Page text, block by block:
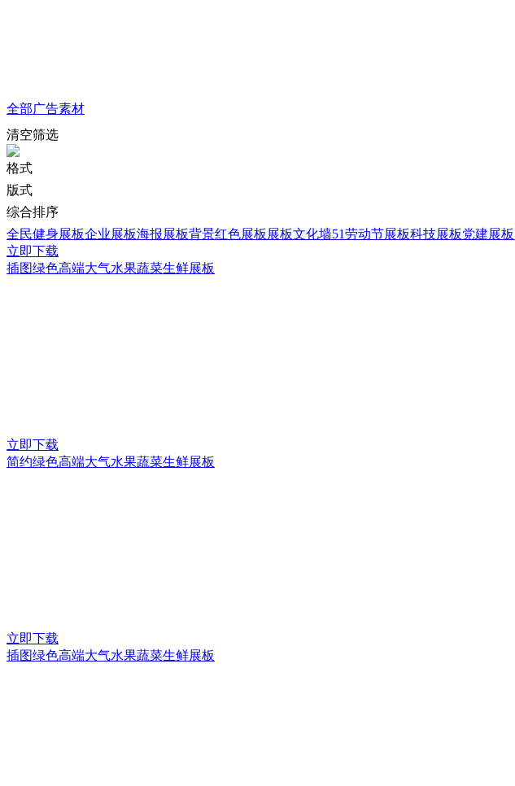
全部广告素材
清空筛选
格式
版式
综合排序
全民健身展板企业展板海报展板背景红色展板 展板文化墙51劳动节展板科技展板党建展板
立即下载
插图绿色高端大气水果蔬菜生鲜展板
立即下载
简约绿色高端大气水果蔬菜生鲜展板
立即下载
插图绿色高端大气水果蔬菜生鲜展板